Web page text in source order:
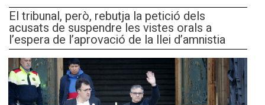
El tribunal, però, rebutja la petició dels
acusats de suspendre les vistes orals a
l’espera de l’aprovació de la llei d’amnistia